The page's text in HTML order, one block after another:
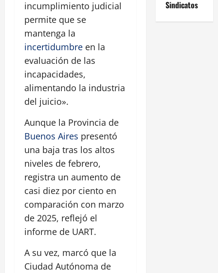
incumplimiento judicial
permite que se
mantenga la
incertidumbre en la
evaluación de las
incapacidades,
alimentando la industria
del juicio».
Aunque la Provincia de
Buenos Aires presentó
una baja tras los altos
niveles de febrero,
registra un aumento de
casi diez por ciento en
comparación con marzo
de 2025, reflejó el
informe de UART.
A su vez, marcó que la
Ciudad Autónoma de
Sindicatos